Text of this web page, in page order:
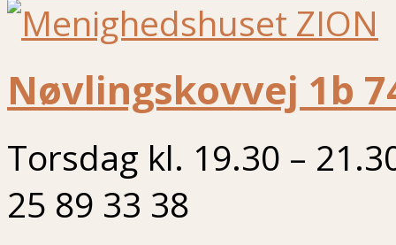
Nøvlingskovvej 1b
Torsdag kl. 19.30 –
25 89 33 38